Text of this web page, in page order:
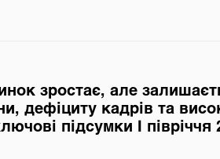
зростає, але
дефіциту кадрів та
підсумки І півріччя